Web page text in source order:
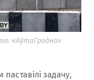
«АўтаГродна»
задачу,